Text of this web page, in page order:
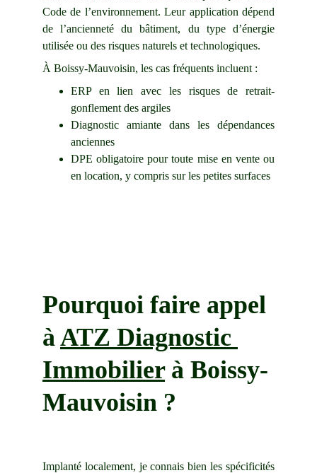
Code de l’environnement. Leur application dépend
de l’ancienneté du bâtiment, du type d’énergie
utilisée ou des risques naturels et technologiques.
À Boissy-Mauvoisin, les cas fréquents incluent :
ERP en lien avec les risques de retrait-
gonflement des argiles
Diagnostic amiante dans les dépendances
anciennes
DPEobligatoire pour toute mise en vente ou
en location, y compris sur les petites surfaces
Pourquoi faire appel
à ATZ Diagnostic
Immobilier à Boissy-
Mauvoisin ?
Implanté localement, je connais bien les spécificités